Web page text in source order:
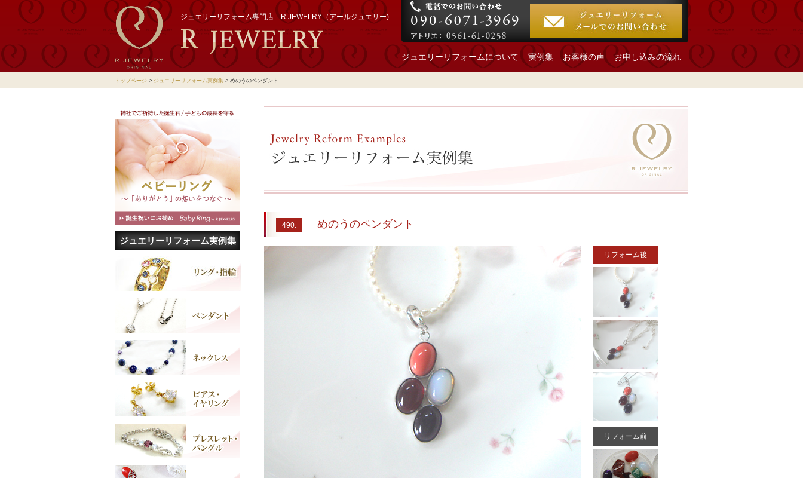
ジュエリーリフォーム専門店 R JEWELRY（アールジュエリー)
ジュエリーリフォームについて 実例集 お客様の声 お申し込みの流れ
トップページ > ジュエリーリフォーム実例集 > めのうのペンダント
490. めのうのペンダント
リフォーム後
リフォーム前
ジュエリーリフォーム実例集